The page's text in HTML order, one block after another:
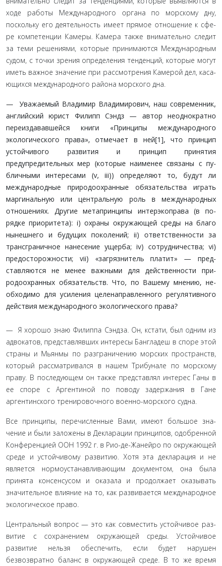
ходе работы Международного органа по морскому дну,
поскольку его деятельность имеет прямое отношение к сфе­
ре компетенции Камеры. Камера также внимательно следит
за теми решениями, которые принимаются Международным
судом, с точки зрения определения тенденций, которые могут
иметь важное значение при рассмотрения Камерой дел, каса­
ющихся международного района морского дна.
— Уважаемый Владимир Владимирович, наш совре­менник,
английский юрист Филипп Сэндз — автор не­однократно
переиздававшейся книги «Принципы между­народного
экологического права», отмечает в ней[1], что принцип
устойчивого развития и принцип принятия
предупредительных мер (которые наименее связаны с пу­
бличными интересами (v, iii)) определяют то, будут ли
международные природоохранные обязательства играть
маргинальную или центральную роль в международных
отношениях. Другие метапринципы интерэкоправа (в по­
рядке приоритета): i) охраны окружающей среды на благо
нынешнего и будущих поколений; ii) ответственности за
трансграничное нанесение ущерба; iv) сотрудничества; vi)
предосторожности; vii) «загрязнитель платит» — пред­
ставляются не менее важными для действенности при­
родоохранных обязательств. Что, по Вашему мнению, не­
обходимо для усиления целенаправленного регулятивного
действия международного экологического права?
— Я хорошо знаю Филиппа Сэндза. Он, кстати, был од­ним из
адвокатов, представлявших интересы Бангладеш в споре этой
страны и Мьянмы по разграничению морских пространств,
который рассматривался в нашем Трибунале по морскому
праву. В последующем он также представлял интерес Ганы в
ее споре с Аргентиной по поводу задержания в Гане
аргентинского тренировочного военно-морского судна.
Все принципы, перечисленные Вами, имеют большое зна­
чение и были заложены в Декларации принципов, одобренной
Конференцией ООН 1992 г. в Рио-де-Жанейро по окружающей
среде и устойчивому развитию. Хотя эта декларация и не
явля­ется нормоустанавливающим документом, она была
принята консенсусом и оказала и продолжает оказывать
значительное влияние на то, как развивается международное
экологическое право.
Центральный вопрос — это как совместить устойчивое раз­
витие с сохранением окружающей среды. Устойчивое
развитие нельзя обеспечить, если будет нарушен
безвозвратно баланс в окружающей среде. В то же время